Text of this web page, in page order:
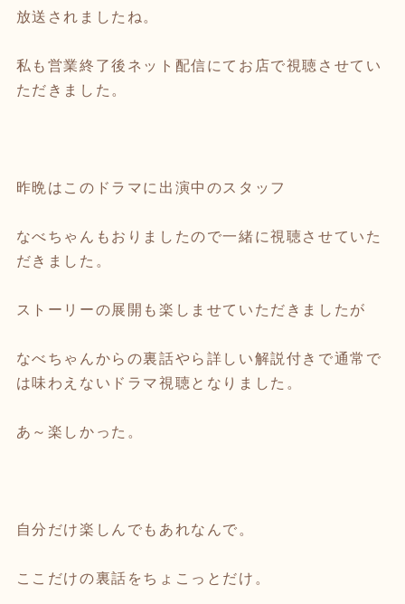
放送されましたね。
私も営業終了後ネット配信にてお店で視聴させてい
ただきました。
昨晩はこのドラマに出演中のスタッフ
なべちゃんもおりましたので一緒に視聴させていた
だきました。
ストーリーの展開も楽しませていただきましたが
なべちゃんからの裏話やら詳しい解説付きで通常で
は味わえないドラマ視聴となりました。
あ～楽しかった。
自分だけ楽しんでもあれなんで。
ここだけの裏話をちょこっとだけ。